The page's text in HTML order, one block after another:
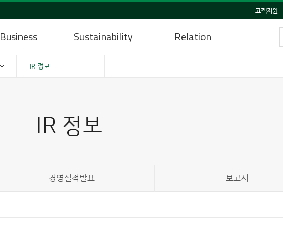
고객지원
Business Sustainability Relation
IR 정보
경영실적발표 보고서